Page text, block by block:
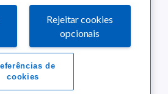
MARINHO DE GUSMÃO 46
de Relacionamento:
0800 570 0800
Rejeitar cookies
opcionais
de
cookies